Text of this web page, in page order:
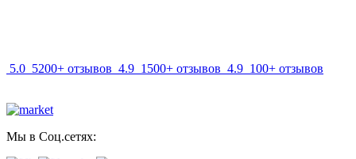
5.0 5200+ отзывов 4.9 1500+ отзывов 4.9 100+ отзывов
Мы в Соц.сетях: